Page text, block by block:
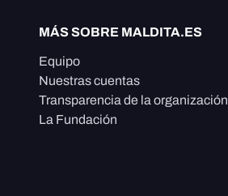
MÁS SOBRE MALDITA.ES
Equipo
Nuestras cuentas
Transparencia de la organización
La Fundación